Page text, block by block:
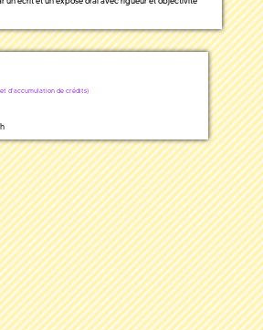
d'accumulation de crédits)